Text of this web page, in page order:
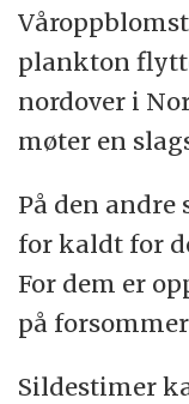
plankton
nordover i
møter en
På den andre
for kaldt for
For dem er
på
Sildestimer